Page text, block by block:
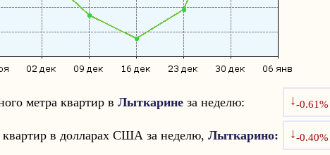
метра квартир в Лыткаринеза неделю: ↓-0.61%
в долларах США за неделю, Лыткарино: ↓-0.40%